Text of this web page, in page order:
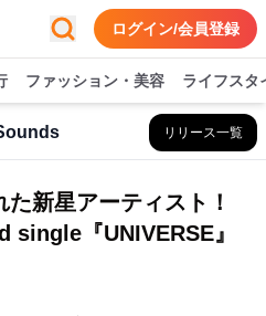
ログイン/会員登録
ファッション・美容 ライフスタ
リリース一覧
新星アーティスト！
single『UNIVERSE』